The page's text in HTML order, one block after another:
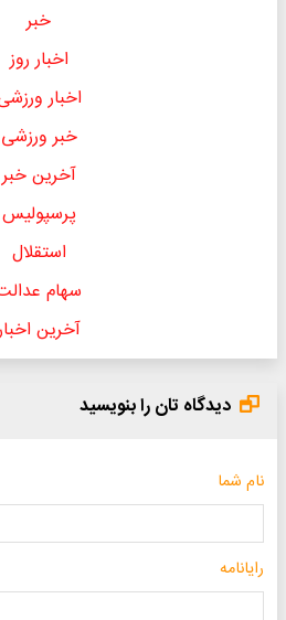
خبر
اخبار روز
اخبار
خبر ورزشی
آخرین خبر
پرسپولیس
استقلال
سهام
آخرین
دیدگاه تان را بنویسید
نام شما
رایانامه